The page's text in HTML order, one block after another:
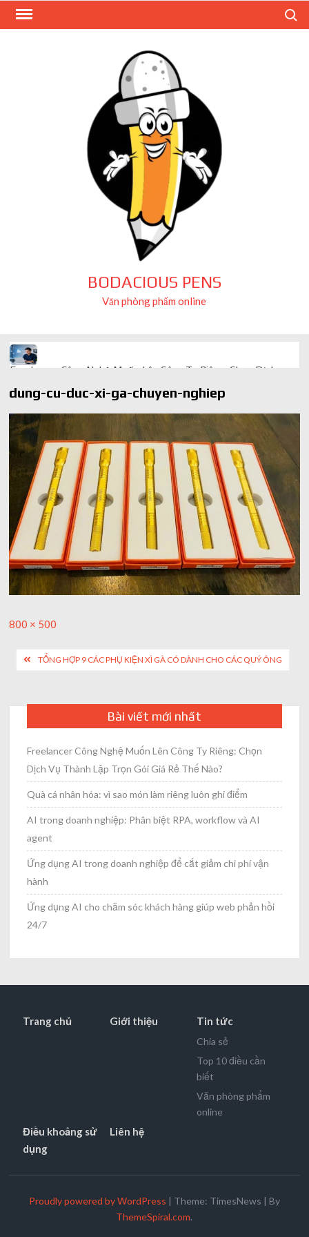
Skip
BODACIOUS PENS
Văn phòng phẩm online
Freelancer Công Nghệ Muốn Lên Công Ty Riêng: Chọn Dịch
Quà cá nhân hóa: vì sao món làm riêng luôn ghi điểm
AI trong doanh nghiệp: Phân biệt RPA, workflow và AI agent
Ứng dụng AI trong doanh nghiệp để cắt giảm chi phí vận hành
Ứng dụng AI cho chăm sóc khách hàng giúp web phản hồi
24/7
AI agent cho doanh nghiệp khác chatbot truyền thống ra sao
dung-cu-duc-xi-ga-chuyen-nghiep
Full
800 × 500
PostTỔNG HỢP 9 CÁC PHỤ KIỆN XÌ GÀ CÓ DÀNH CHO CÁC QUÝ ÔNG
Bài viết mới nhất
Freelancer Công Nghệ Muốn Lên Công Ty Riêng: Chọn
Dịch Vụ Thành Lập Trọn Gói Giá Rẻ Thế Nào?
Quà cá nhân hóa: vì sao món làm riêng luôn ghi điểm
AI trong doanh nghiệp: Phân biệt RPA, workflow và AI
agent
Ứng dụng AI trong doanh nghiệp để cắt giảm chi phí vận
hành
Ứng dụng AI cho chăm sóc khách hàng giúp web phản hồi
24/7
Trang chủ Giới thiệu Tin tức
Chia sẻ
Top 10 điều cần
biết
Văn phòng phẩm
online
Điều khoảng sử
dụng
Liên hệ
Proudly powered by WordPress | Theme: TimesNews | By
ThemeSpiral.com.